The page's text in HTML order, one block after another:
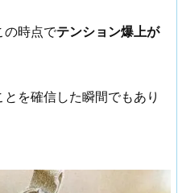
の時点でテンション爆上が
を確信した瞬間でもあり